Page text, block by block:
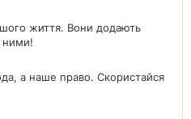
життя. Вони додають
ними!
а наше право. Скористайся